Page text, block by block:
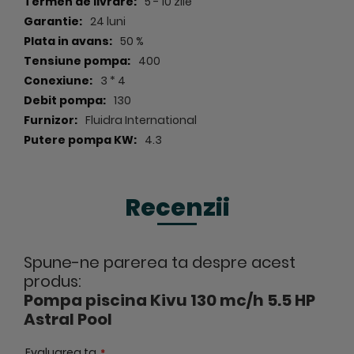
- Clasa de izolatie termica 155, ceea ce permite
de maxim 155 grade.
- Furnizata cu un prefiltru de mare capacitate 8l;
- Debit 130 mc/h; putere HP 5.5 HP;
- Conexiune pompa tur/ retur: 3 * 4 ";
- Sursa alimentare pompa: trifazicca;
24 luni
50 %
400
3 * 4
130
Fluidra International
4.3
Recenzii
Spune-ne parerea ta despre acest
produs:
Pompa piscina Kivu 130 mc/h 5.5 HP
Astral Pool